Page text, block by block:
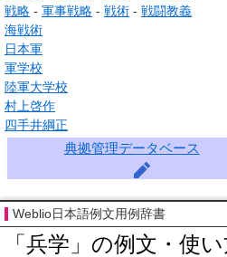
戦略 - 軍事戦略 - 戦術 - 戦闘教義
海戦術
日本軍
軍学校
陸軍大学校
村上啓作
四手井綱正
典拠管理データベース
Weblio日本語例文用例辞書
「兵学」の例文・使